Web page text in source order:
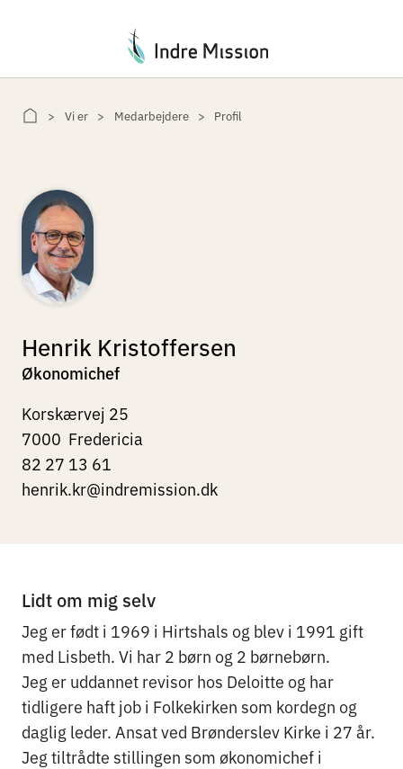
Vi er Medarbejdere Profil
Henrik Kristoffersen
Økonomichef
Korskærvej 25
7000 Fredericia
82 27 13 61
henrik.kr@indremission.dk
Lidt om mig selv
Jeg er født i 1969 i Hirtshals og blev i 1991 gift
med Lisbeth. Vi har 2 børn og 2 børnebørn.
Jeg er uddannet revisor hos Deloitte og har
tidligere haft job i Folkekirken som kordegn og
daglig leder. Ansat ved Brønderslev Kirke i 27 år.
Jeg tiltrådte stillingen som økonomichef i